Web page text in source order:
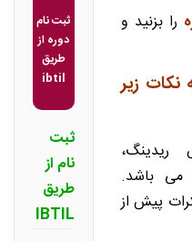
را بزنید و
نکات زیر
می باشد.
پیش از
ثبت نام
دوره از
طریق
ibtil
ثبت
نام از
طریق
IBTIL